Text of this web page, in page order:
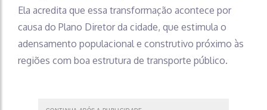
Ela acredita que essa transformação acontece por
causa do Plano Diretor da cidade, que estimula o
adensamento populacional e construtivo próximo às
regiões com boa estrutura de transporte público.